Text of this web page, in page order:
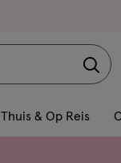
Thuis & Op Reis